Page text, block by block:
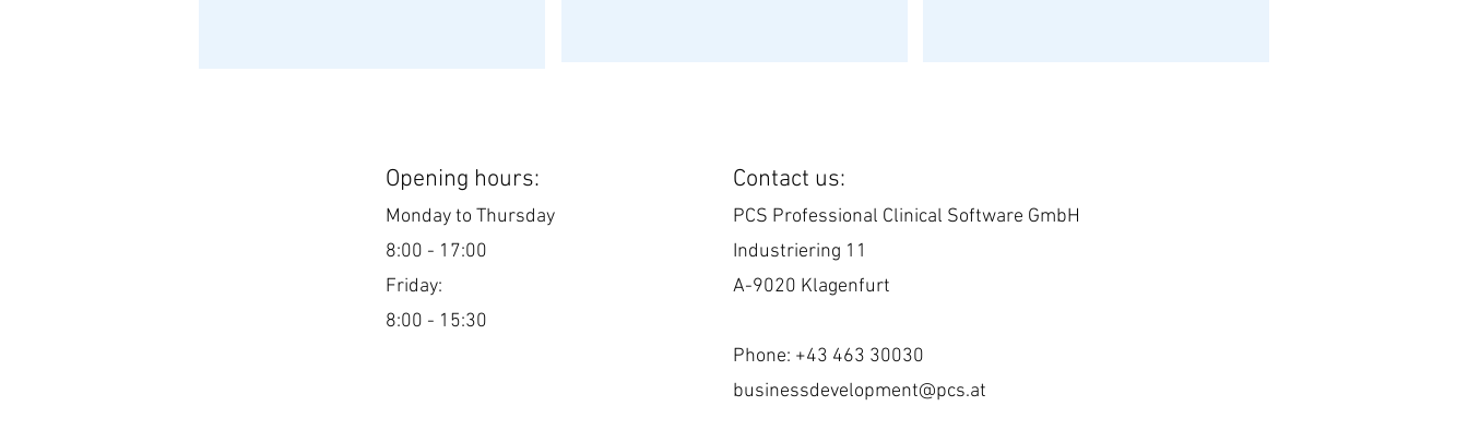
Opening hours:
Monday to Thursday
8:00 - 17:00
Friday:
8:00 - 15:30
Contact us:
PCS Professional Clinical Software GmbH
Industriering 11
A-9020 Klagenfurt
Phone: +43 463 30030
businessdevelopment@pcs.at